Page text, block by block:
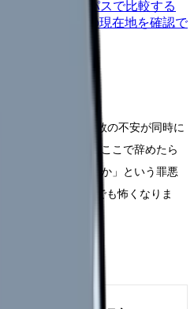
給料コンパスで比較する
ら、今の給料の現在地を確認で
こと
時、頭の中では複数の不安が同時に
」という感情、「ここで辞めたら
囲にどう思われるか」という罪悪
と、どちらを選んでも怖くなりま
す。